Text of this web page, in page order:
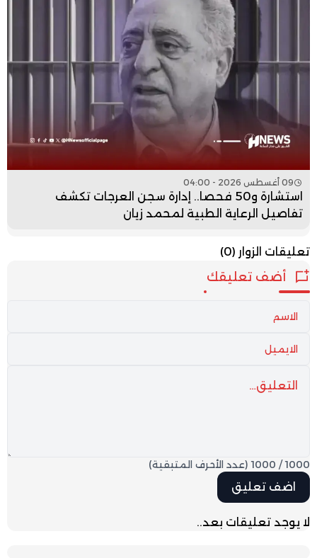
09 أغسطس 2026 - 04:00
استشارة و50 فحصا.. إدارة سجن العرجات تكشف
تفاصيل الرعاية الطبية لمحمد زيان
تعليقات الزوار (0)
أضف تعليقك
1000
/
1000 (عدد الأحرف المتبقية)
لا يوجد تعليقات بعد..